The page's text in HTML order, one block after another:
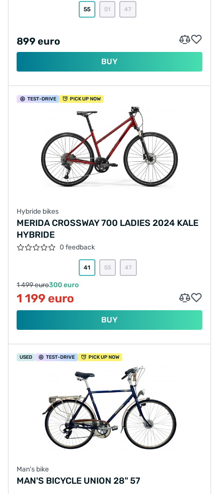
55 51 47
899 euro
BUY
TEST-DRIVE PICK UP NOW
Hybride bikes
MERIDA CROSSWAY 700 LADIES 2024 KALE
HYBRIDE
0 feedback
41 55 47
1 499 euro300 euro
1 199 euro
BUY
USED TEST-DRIVE PICK UP NOW
Man's bike
MAN'S BICYCLE UNION 28" 57